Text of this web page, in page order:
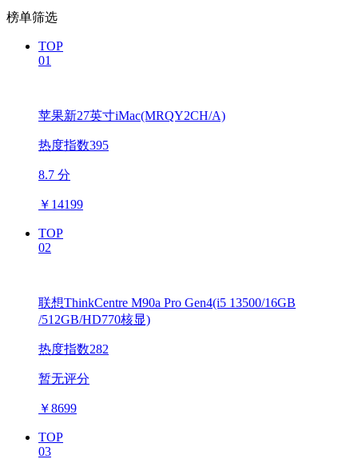
榜单筛选
TOP
01
苹果新27英寸iMac(MRQY2CH/A)
热度指数395
8.7 分
￥ 14199
TOP
02
联想ThinkCentre M90a Pro Gen4(i5 13500/16GB
/512GB/HD770核显)
热度指数282
暂无评分
￥8699
TOP
03